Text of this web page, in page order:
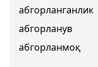
абгорланганлик
абгорланув
абгорланмоқ